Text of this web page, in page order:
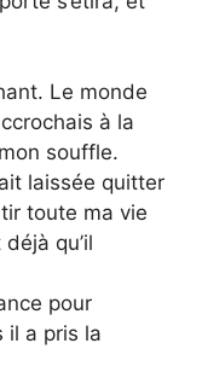
Le monde
à la
souffle.
laissée quitter
toute ma vie
qu’il
pour
il a pris la